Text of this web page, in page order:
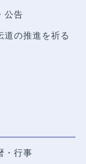
公告
道の推進を祈る
・行事